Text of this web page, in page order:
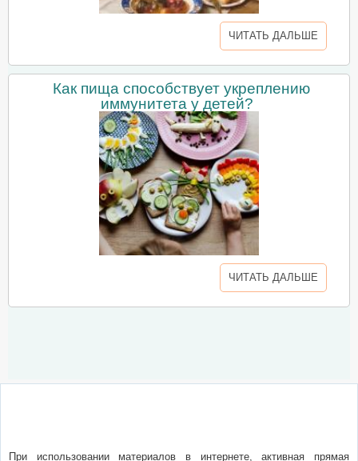
ЧИТАТЬ ДАЛЬШЕ
Как пища способствует укреплению
иммунитета у детей?
ЧИТАТЬ ДАЛЬШЕ
При использовании материалов в интернете, активная прямая